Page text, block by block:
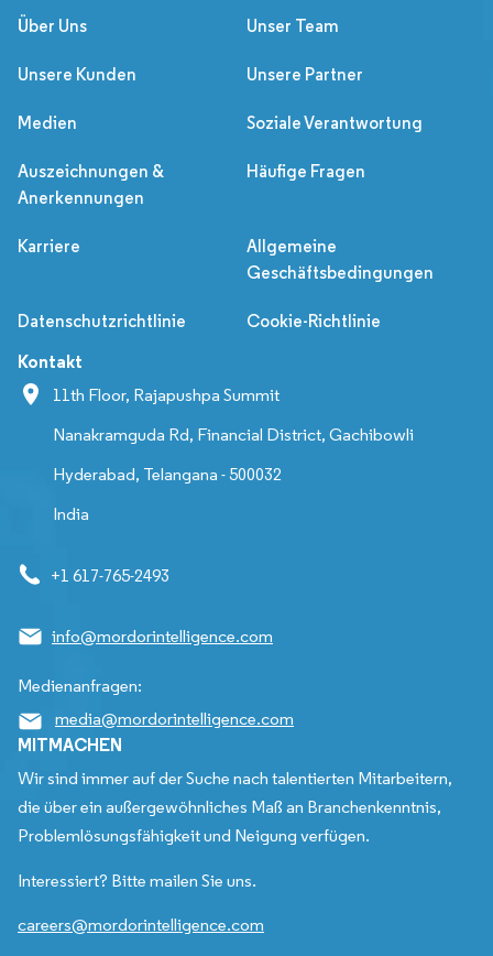
Über Uns Unser Team
Unsere Kunden Unsere Partner
Medien Soziale Verantwortung
Auszeichnungen &
Anerkennungen
Häufige Fragen
Karriere
Allgemeine
Geschäftsbedingungen
Datenschutzrichtlinie Cookie-Richtlinie
Kontakt
11th Floor, Rajapushpa Summit
Nanakramguda Rd, Financial District, Gachibowli
Hyderabad, Telangana - 500032
India
+1 617-765-2493
info@mordorintelligence.com
Medienanfragen:
media@mordorintelligence.com
MITMACHEN
Wir sind immer auf der Suche nach talentierten Mitarbeitern,
die über ein außergewöhnliches Maß an Branchenkenntnis,
Problemlösungsfähigkeit und Neigung verfügen.
Interessiert? Bitte mailen Sie uns.
careers@mordorintelligence.com